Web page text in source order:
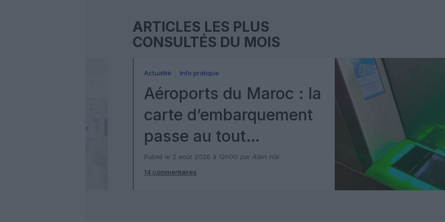
ARTICLES LES PLUS
CONSULTÉS DU MOIS
Actualité Info pratique
Aéroports du Maroc : la
carte d’embarquement
passe au tout
numérique avec Pax
Check
Publié le 2 août 2026 à 12h00 par Alain Hai
14 commentaires